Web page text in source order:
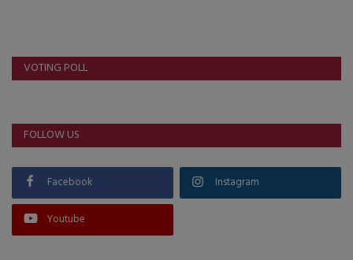
VOTING POLL
FOLLOW US
Facebook Instagram
Youtube